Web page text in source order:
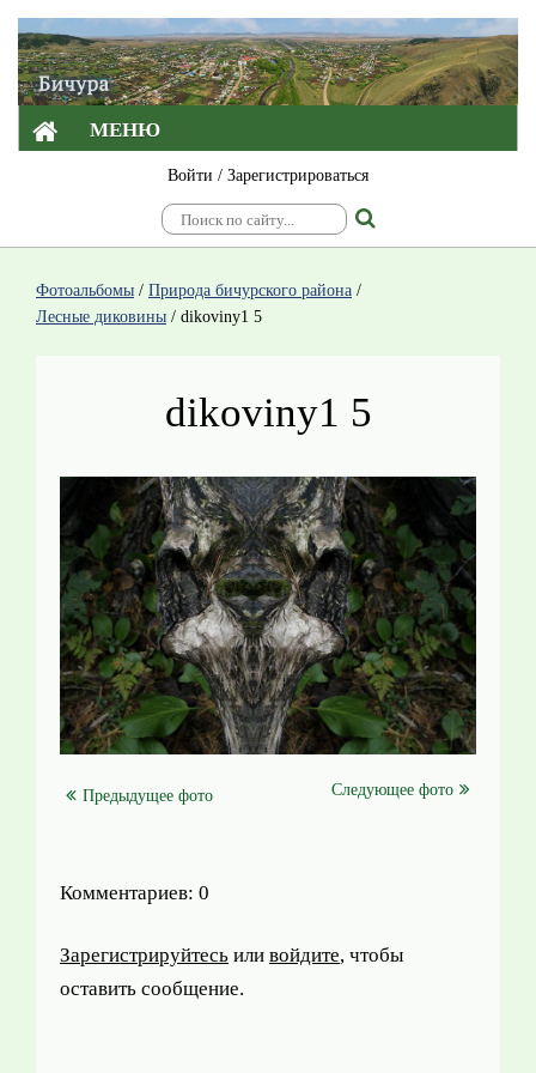
МЕНЮ
Войти / Зарегистрироваться
Фотоальбомы / Природа бичурского района /
Лесные диковины / dikoviny1 5
dikoviny1 5
Предыдущее фото Следующее фото
Комментариев: 0
Зарегистрируйтесь или войдите, чтобы
оставить сообщение.